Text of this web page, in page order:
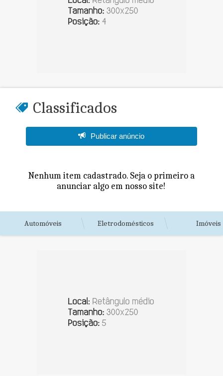
Classificados
Publicar anúncio
Nenhum item cadastrado. Seja o primeiro a
anunciar algo em nosso site!
Automóveis Eletrodomésticos Imóveis